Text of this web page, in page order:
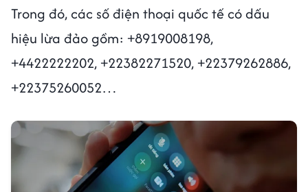
Trong đó, các số điện thoại quốc tế có dấu
hiệu lừa đảo gồm: +8919008198,
+4422222202, +22382271520, +22379262886,
+22375260052…